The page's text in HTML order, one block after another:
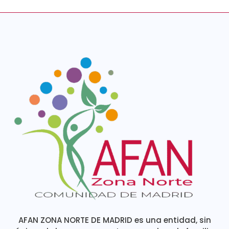
AFAN ZONA NORTE DE MADRID es una entidad, sin